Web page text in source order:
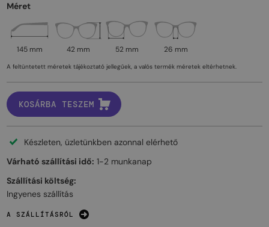
Méret
145 mm 42 mm 52 mm 26 mm
A feltüntetett méretek tájékoztató jellegűek, a valós termék méretek eltérhetnek.
KOSÁRBA TESZEM
Készleten, üzletünkben azonnal elérhető
Várható szállítási idő: 1-2 munkanap
Szállítási költség:
Ingyenes szállítás
A SZÁLLÍTÁSRÓL